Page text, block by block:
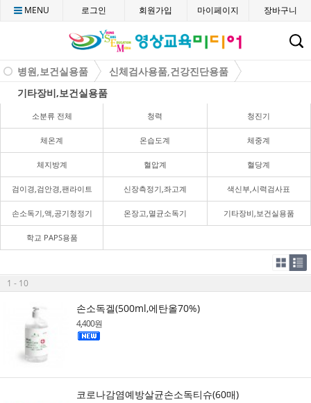
CMENU 로그인 회원가입 마이페이지 장바구니
병원,보건실용품
신체검사용품,건강진단용품
기타장비,보건실용품
소분류 전체 청력 청진기
체온계 온습도계 체중계
체지방계 혈압계 혈당계
검이경,검안경,팬라이트 신장측정기,좌고계 색신부,시력검사표
손소독기,액,공기청정기 온장고,멸균소독기 기타장비,보건실용품
학교 PAPS용품
1 - 10
손소독겔(500ml,에탄올70%)
4,400원
코로나감염예방살균손소독티슈(60매)